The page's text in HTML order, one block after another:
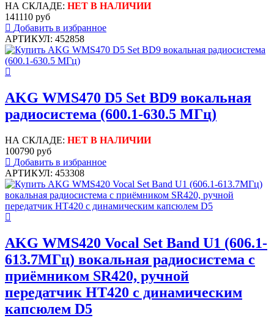
НА СКЛАДЕ: НЕТ В НАЛИЧИИ
141110 руб
Добавить в избранное
АРТИКУЛ: 452858
AKG WMS470 D5 Set BD9 вокальная
радиосистема (600.1-630.5 МГц)
НА СКЛАДЕ: НЕТ В НАЛИЧИИ
100790 руб
Добавить в избранное
АРТИКУЛ: 453308
AKG WMS420 Vocal Set Band U1 (606.1-
613.7МГц) вокальная радиосистема с
приёмником SR420, ручной
передатчик HT420 с динамическим
капсюлем D5